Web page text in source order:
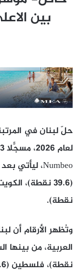
بين
حلّ لبنان في
نقطة).
وتُظهر الأرقام أن